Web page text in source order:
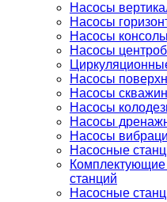
Насосы
Насосы
Насосы
Насосы
Насосы
Насосы
Насосы
Насосы
Насосы
Насосные
станций
Насосные